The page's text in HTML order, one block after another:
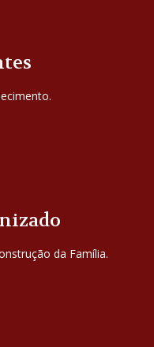
da Família.